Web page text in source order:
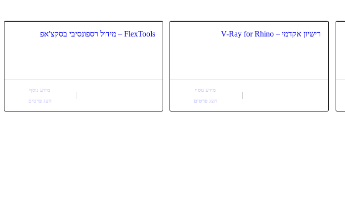
FlexTools – מידול רספונסיבי בסקצ'אפ
מידע נוסף
הצג פרטים
רישיון אקדמי – V-Ray for Rhino
מידע נוסף
הצג פרטים